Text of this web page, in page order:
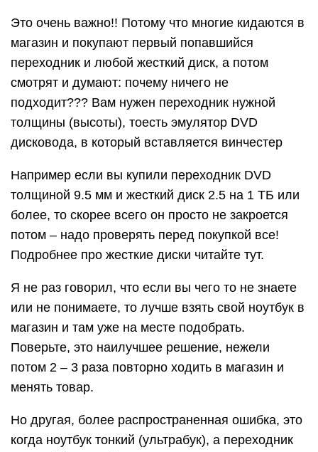
Это очень важно!! Потому что многие кидаются в
магазин и покупают первый попавшийся
переходник и любой жесткий диск, а потом
смотрят и думают: почему ничего не
подходит??? Вам нужен переходник нужной
толщины (высоты), тоесть эмулятор DVD
дисковода, в который вставляется винчестер
Например если вы купили переходник DVD
толщиной 9.5 мм и жесткий диск 2.5 на 1 ТБ или
более, то скорее всего он просто не закроется
потом – надо проверять перед покупкой все!
Подробнее про жесткие диски читайте тут.
Я не раз говорил, что если вы чего то не знаете
или не понимаете, то лучше взять свой ноутбук в
магазин и там уже на месте подобрать.
Поверьте, это наилучшее решение, нежели
потом 2 – 3 раза повторно ходить в магазин и
менять товар.
Но другая, более распространенная ошибка, это
когда ноутбук тонкий (ультрабук), а переходник